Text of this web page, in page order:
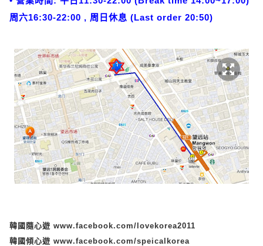
周六16:30-22:00 , 周日休息 (Last order 20:50)
韓國隨心遊 www.facebook.com/lovekorea2011
韓國傾心遊 www.facebook.com/speicalkorea